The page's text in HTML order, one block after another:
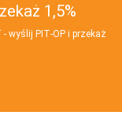
1,5%
wyślij PIT‑OP i przekaż